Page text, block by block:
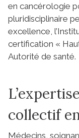
en cancérologie
pluridisciplinaire
excellence,
certification «
Autorité de santé.
collectif
Médecins,